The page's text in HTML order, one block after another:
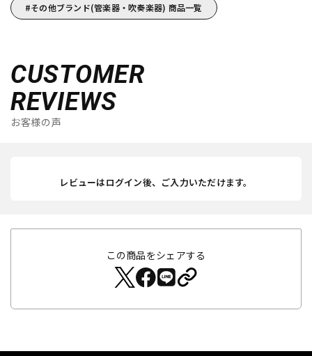
その他ブランド(管楽器・吹奏楽器) 商品一覧
CUSTOMER
REVIEWS
お客様の声
レビューはログイン後、ご入力いただけます。
この商品をシェアする